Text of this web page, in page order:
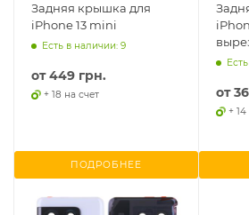
Задняя крышка для
iPhone 13 mini
Есть в наличии: 9
от449 грн.
+ 18 на счет
ПОДРОБНЕЕ
от
+ 14